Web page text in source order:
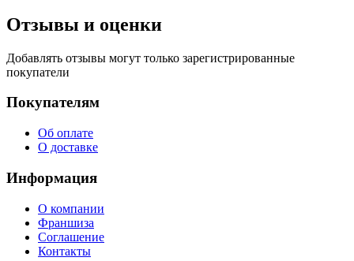
Отзывы и оценки
Добавлять отзывы могут только зарегистрированные
покупатели
Покупателям
Об оплате
О доставке
Информация
О компании
Франшиза
Соглашение
Контакты